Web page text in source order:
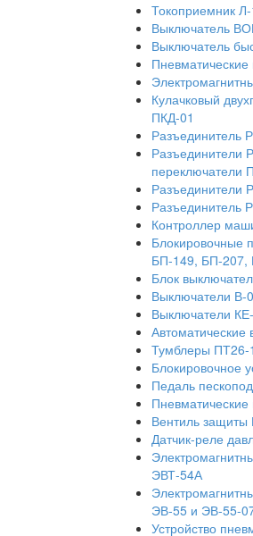
Токоприемник
Выключатель
Выключатель
Кулачковый
ПКД-01
Разъединитель
Разъединители
переключатели
Разъединители
Разъединитель
Контроллер
Блокировочные
БП-149, БП-207,
Блок
Выключатели В-
Выключатели
Тумблеры
Блокировочное
Педаль
Вентиль защиты
Датчик-реле
ЭВТ-54А
ЭВ-55 и ЭВ-55-
Устройство